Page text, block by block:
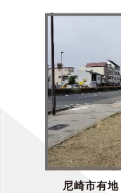
尼崎市有